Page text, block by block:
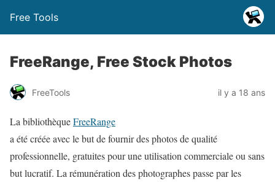
Free Tools
FreeRange, Free Stock Photos
FreeTools il y a 18 ans
La bibliothèqueFreeRange
a été créée avec le but de fournir des photos de qualité
professionnelle, gratuites pour une utilisation commerciale ou sans
but lucratif. La rémunération des photographes passe par les